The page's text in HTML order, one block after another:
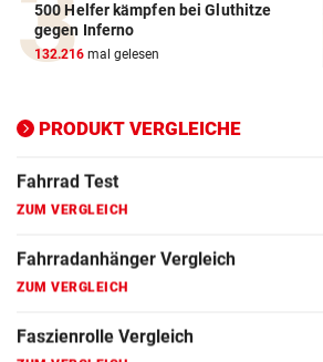
500 Helfer kämpfen bei Gluthitze
gegen Inferno
132.216 mal gelesen
PRODUKT VERGLEICHE
Elektro-Scooter Vergleich
ZUM VERGLEICH
ZUM VERGLEICH
Fahrradanhänger Vergleich
Faszienrolle Vergleich